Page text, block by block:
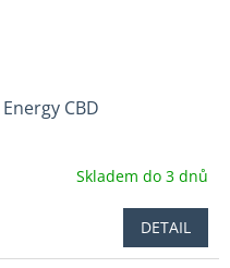
CBD
Skladem do 3 dnů
DETAIL